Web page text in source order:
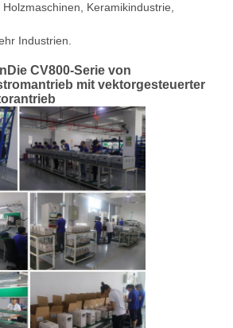
Keramikindustrie,
Industrien.
Die CV800-Serie von
mit vektorgesteuerter